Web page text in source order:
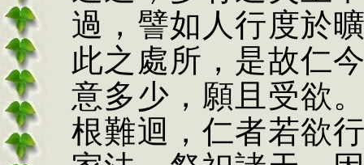
過，譬如人行度於
此之處所，是故仁
意多少，願且受欲
根難迴，仁者若欲